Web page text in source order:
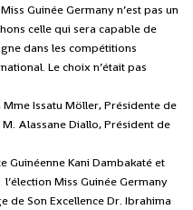
Guinée Germany n’est pas un
celle qui sera capable de
dans les compétitions
Le choix n’était pas
Issatu Möller, Présidente de
Alassane Diallo, Président de
Guinéenne Kani Dambakaté et
Miss Guinée Germany
de Son Excellence Dr. Ibrahima